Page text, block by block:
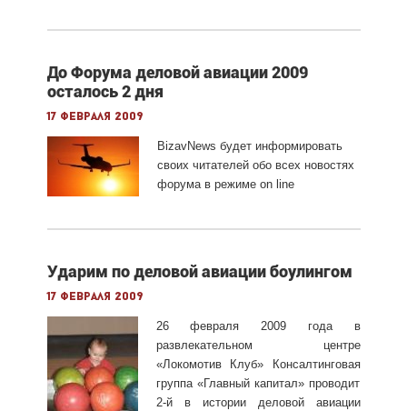
До Форума деловой авиации 2009
осталось 2 дня
17 февраля 2009
BizavNews будет информировать
своих читателей обо всех новостях
форума в режиме on line
Ударим по деловой авиации боулингом
17 февраля 2009
26 февраля 2009 года в
развлекательном центре
«Локомотив Клуб» Консалтинговая
группа «Главный капитал» проводит
2-й в истории деловой авиации